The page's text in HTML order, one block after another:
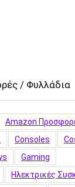
/ Φυλλάδια
Amazon
Consoles
Gaming
Hλεκτρικές